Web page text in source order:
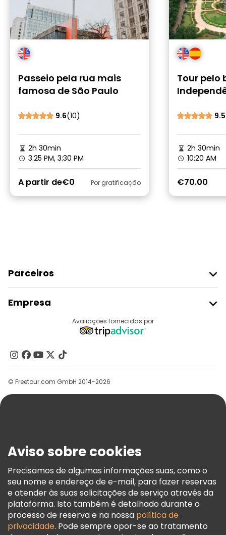
Passeio pela rua mais
famosa de São Paulo
9.6(10)
2h 30min
3:25 PM, 3:30 PM
A partir de€0 Por gratificação
Tour pelo
nasceu 9.5
2h 30min
10:20 AM
€70.00
Parceiros
Registo Do Fornecedor
Programa De Afiliados
Empresa
Contacte-Nos
Grupos
Ajuda
Termos E Informações Legais
Política De Cookies
Freetour Prémios
Programa De Fidelidade
Avaliações fornecidas por
© Freetour.com GmbH 2014-2026
Aviso sobre cookies
Precisamos de algumas informações suas, como o
seu nome e endereço de e-mail, para fazer reservas
e atender às suas solicitações de serviço através da
plataforma. Isto também é detalhado durante o
processo de reserva e na nossa política de
privacidade. Pode sempre opor-se ao tratamento